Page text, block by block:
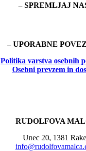
– SPREMLJAJ
– UPORABNE
Politika varstva osebnih
Osebni prevzem in
RUDOLFOVA
Unec 20, 1381